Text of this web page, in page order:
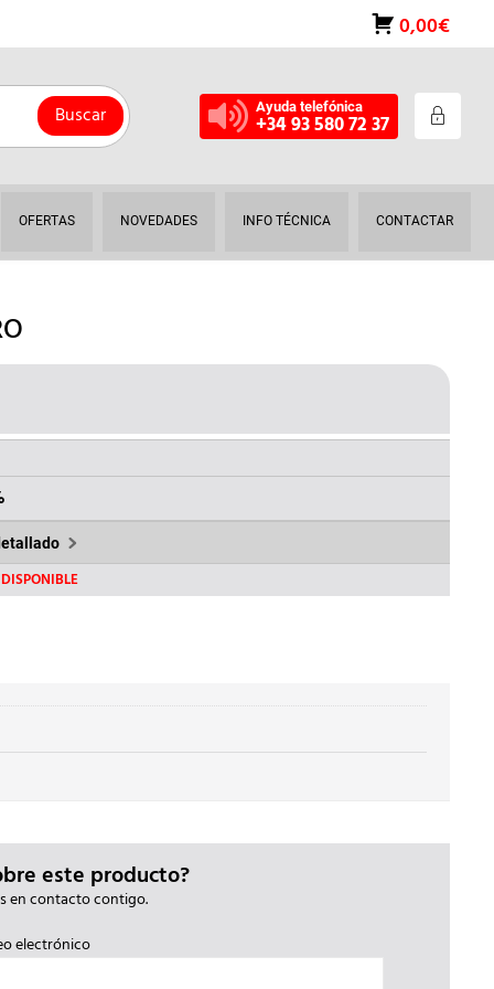
0,00€
Buscar Ayuda telefónica
+34 93 580 72 37
OFERTAS NOVEDADES INFO TÉCNICA CONTACTAR
este producto?
en contacto contigo.
electrónico